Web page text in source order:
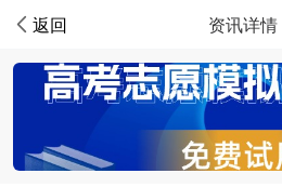
返回 资讯详情